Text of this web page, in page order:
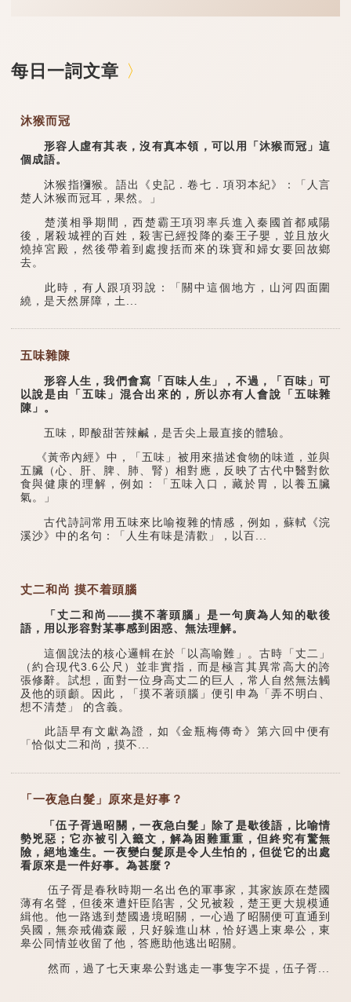
每日一詞文章
沐猴而冠
形容人虛有其表，沒有真本領，可以用「沐猴而冠」這
個成語。
沐猴指獼猴。語出《史記．卷七．項羽本紀》：「人言
楚人沐猴而冠耳，果然。」
楚漢相爭期間，西楚霸王項羽率兵進入秦國首都咸陽
後，屠殺城裡的百姓，殺害已經投降的秦王子嬰，並且放火
燒掉宮殿，然後帶着到處搜括而來的珠寶和婦女要回故鄉
去。
此時，有人跟項羽說：「關中這個地方，山河四面圍
繞，是天然屏障，土...
五味雜陳
形容人生，我們會寫「百味人生」，不過，「百味」可
以說是由「五味」混合出來的，所以亦有人會說「五味雜
陳」。
五味，即酸甜苦辣鹹，是舌尖上最直接的體驗。
《黃帝內經》中，「五味」被用來描述食物的味道，並與
五臟（心、肝、脾、肺、腎）相對應，反映了古代中醫對飲
食與健康的理解，例如：「五味入口，藏於胃，以養五臟
氣。」
古代詩詞常用五味來比喻複雜的情感，例如，蘇軾《浣
溪沙》中的名句：「人生有味是清歡」，以百...
丈二和尚 摸不着頭腦
「丈二和尚——摸不著頭腦」是一句廣為人知的歇後
語，用以形容對某事感到困惑、無法理解。
這個說法的核心邏輯在於「以高喻難」。古時「丈二」
（約合現代3.6公尺）並非實指，而是極言其異常高大的誇
張修辭。試想，面對一位身高丈二的巨人，常人自然無法觸
及他的頭顱。因此，「摸不著頭腦」便引申為「弄不明白、
想不清楚」 的含義。
此語早有文獻為證，如《金瓶梅傳奇》第六回中便有
「恰似丈二和尚，摸不...
「一夜急白髮」原來是好事？
「伍子胥過昭關，一夜急白髮」除了是歇後語，比喻情
勢兇惡；它亦被引入籤文，解為困難重重，但終究有驚無
險，絕地逢生。一夜變白髮原是令人生怕的，但從它的出處
看原來是一件好事。為甚麼？
伍子胥是春秋時期一名出色的軍事家，其家族原在楚國
薄有名聲，但後來遭奸臣陷害，父兄被殺，楚王更大規模通
緝他。他一路逃到楚國邊境昭關，一心過了昭關便可直通到
吳國，無奈戒備森嚴，只好躲進山林，恰好遇上東皋公，東
皋公同情並收留了他，答應助他逃出昭關。
然而，過了七天東皋公對逃走一事隻字不提，伍子胥...